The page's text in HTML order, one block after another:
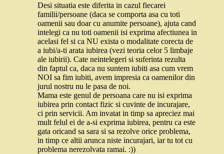
Desi situatia este diferita in cazul fiecarei
familii/persoane (daca se comporta asa cu toti
oamenii sau doar cu anumite persoane), ajuta cand
intelegi ca nu toti oamenii isi exprima afectiunea in
acelasi fel si ca NU exista o modalitate corecta de
a iubi/a-ti arata iubirea (vezi teoria celor 5 limbaje
ale iubirii). Cate neintelegeri si suferinta rezulta
din faptul ca, daca nu suntem iubiti asa cum vrem
NOI sa fim iubiti, avem impresia ca oamenilor din
jurul nostru nu le pasa de noi.
Mama este genul de persoana care nu isi exprima
iubirea prin contact fizic si cuvinte de incurajare,
ci prin servicii. Am invatat in timp sa apreciez mai
mult felul ei de a-si exprima iubirea, pentru ca este
gata oricand sa sara si sa rezolve orice problema,
in timp ce altii arunca niste incurajari, iar tu tot cu
problema nerezolvata ramai. :))